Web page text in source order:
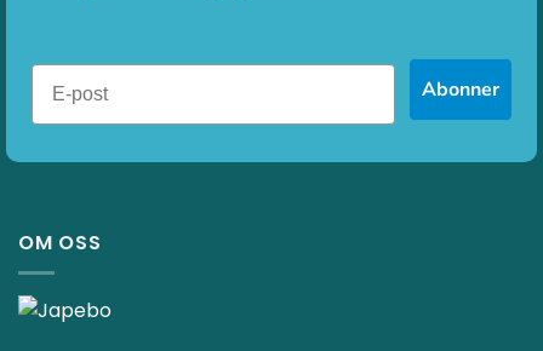
Abonner
OM OSS